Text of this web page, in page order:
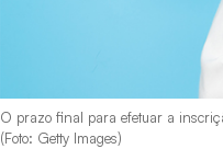
O prazo final para efetuar a
(Foto: Getty Images)